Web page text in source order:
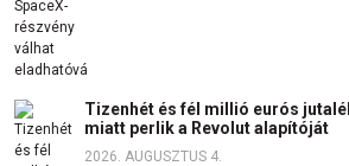
Tizenhét és fél millió eurós
miatt perlik a Revolut alapítóját
2026. AUGUSZTUS 4.